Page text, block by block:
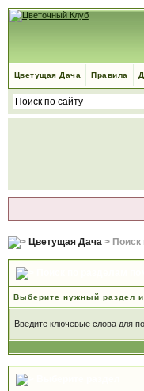
Цветущая Дача Правила
Цветущая Дача> Поиск
Выберите нужный раздел
Введите ключевые слова для